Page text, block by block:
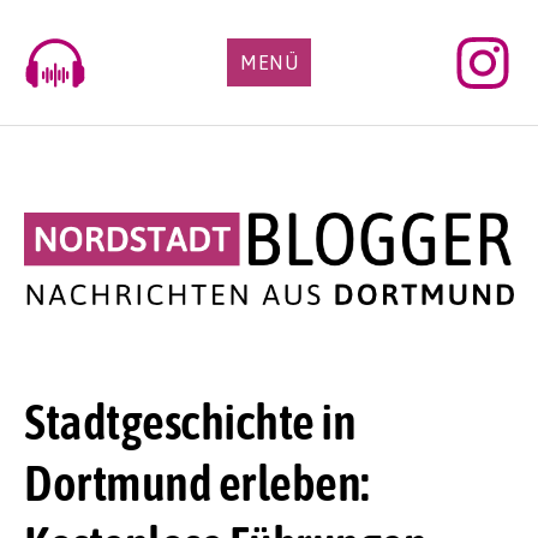
content
MENÜ
Stadtgeschichte in
Dortmund erleben: